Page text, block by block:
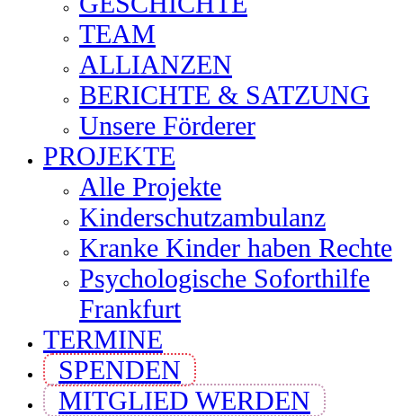
TEAM
ALLIANZEN
BERICHTE & SATZUNG
Unsere Förderer
PROJEKTE
Alle Projekte
Kinderschutzambulanz
Kranke Kinder haben Rechte
Psychologische Soforthilfe
Frankfurt
TERMINE
SPENDEN
MITGLIED WERDEN